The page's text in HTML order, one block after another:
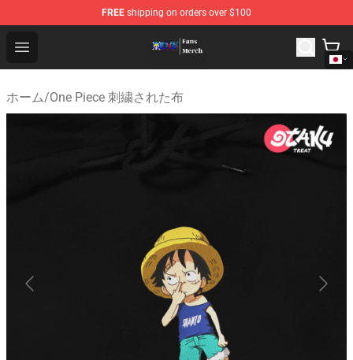
FREE shipping on orders over $100
Open menu
One Piece Store - Official One Piece Merchandise Shop
ホーム/One Piece 刺繍された布